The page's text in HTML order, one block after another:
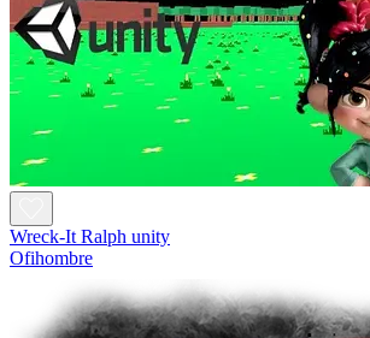
Wreck-It Ralph unity
Ofihombre